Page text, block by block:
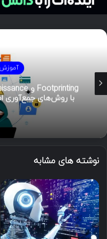
تحلیل تا
نوشته های مشابه